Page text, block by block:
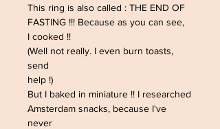
This ring is also called : THE END OF
FASTING !!! Because as you can see,
I cooked !!
(Well not really. I even burn toasts,
send
help !)
But I baked in miniature !! I researched
Amsterdam snacks, because I've
never